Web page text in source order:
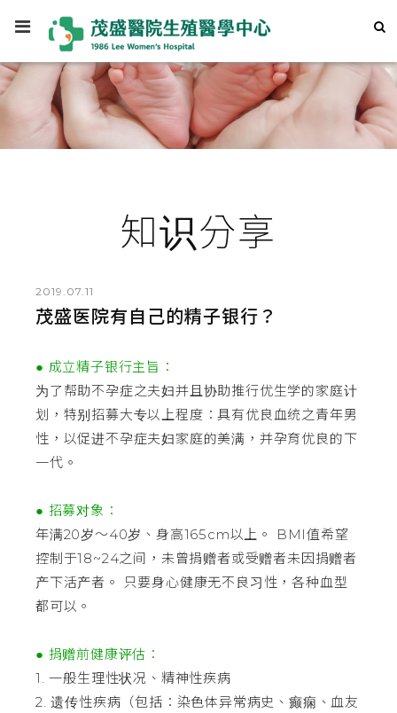
知识分享
2019.07.11
茂盛医院有自己的精子银行？
● 成立精子银行主旨：
为了帮助不孕症之夫妇并且协助推行优生学的家庭计
划，特别招募大专以上程度：具有优良血统之青年男
性，以促进不孕症夫妇家庭的美满，并孕育优良的下
一代。
● 招募对象：
年满20岁～40岁、身高165cm以上。 BMI值希望
控制于18~24之间，未曾捐赠者或受赠者未因捐赠者
产下活产者。 只要身心健康无不良习性，各种血型
都可以。
● 捐赠前健康评估：
1. 一般生理性状况、精神性疾病
2. 遗传性疾病（包括：染色体异常病史、癫痫、血友